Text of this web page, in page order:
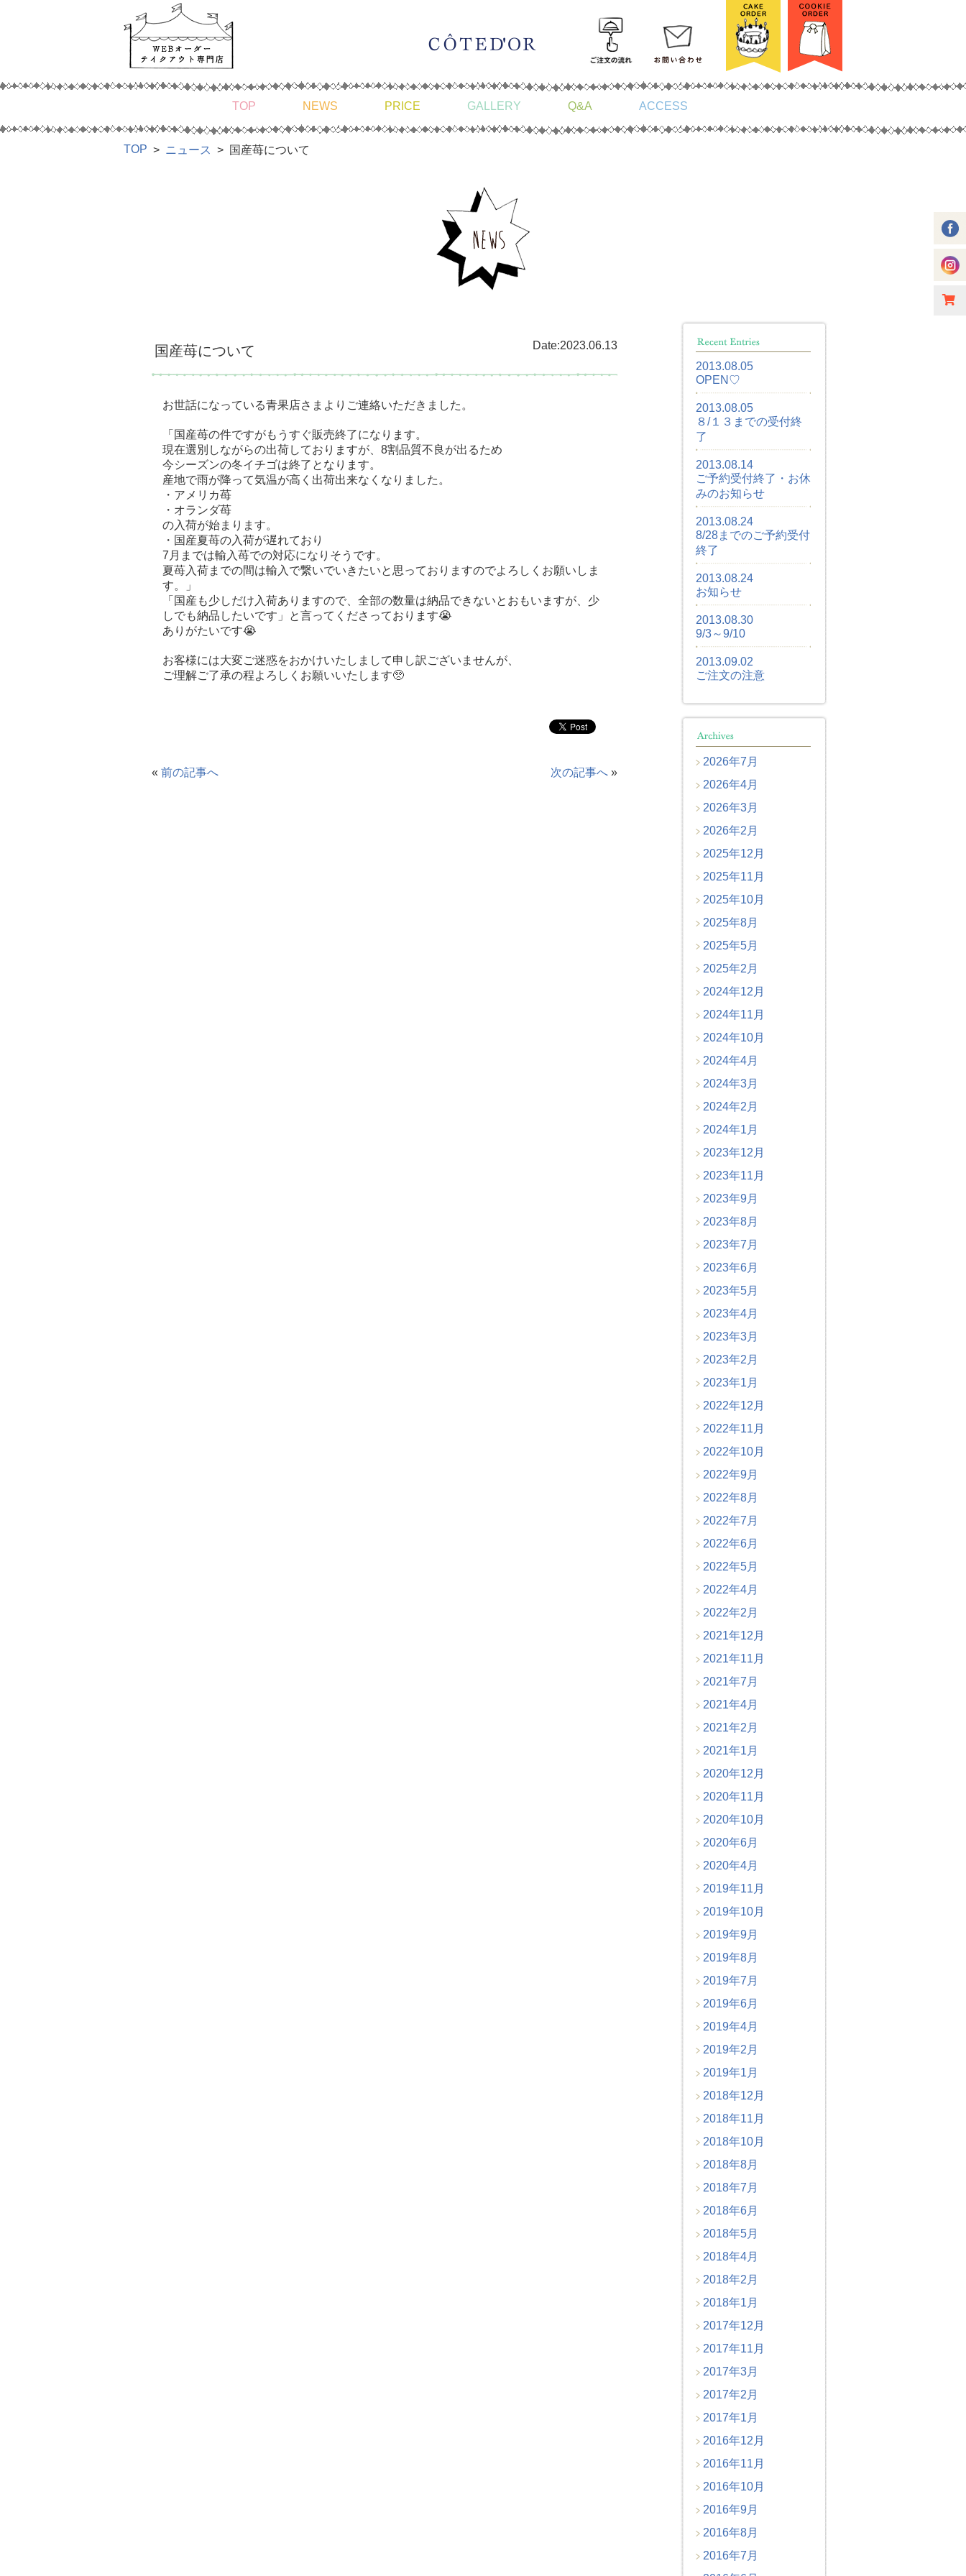
TOP NEWS PRICE GALLERY Q&A ACCESS
TOP ニュース 国産苺について
国産苺について Date:2023.06.13
お世話になっている青果店さまよりご連絡いただきました。
「国産苺の件ですがもうすぐ販売終了になります。
現在選別しながらの出荷しておりますが、8割品質不良が出るため
今シーズンの冬イチゴは終了となります。
産地で雨が降って気温が高く出荷出来なくなりました。
・アメリカ苺
・オランダ苺
の入荷が始まります。
・国産夏苺の入荷が遅れており
7月までは輸入苺での対応になりそうです。
夏苺入荷までの間は輸入で繋いでいきたいと思っておりますのでよ ろしくお願いしま
す。」
「国産も少しだけ入荷ありますので、全部の数量は納品できないとおもいますが、少
しでも納品したいです」と言ってくださっております😭
ありがたいです😭
お客様には大変ご迷惑をおかけいたしまして申し訳ございませんが、
ご理解ご了承の程よろしくお願いいたします🥺
« 前の記事へ 次の記事へ »
2013.08.05
OPEN♡
2013.08.05
８/１３までの受付終
了
2013.08.14
ご予約受付終了・お休
みのお知らせ
2013.08.24
8/28までのご予約受付
終了
2013.08.24
お知らせ
2013.08.30
9/3～9/10
2013.09.02
ご注文の注意
2026年7月
2026年4月
2026年3月
2026年2月
2025年12月
2025年11月
2025年10月
2025年8月
2025年5月
2025年2月
2024年12月
2024年11月
2024年10月
2024年4月
2024年3月
2024年2月
2024年1月
2023年12月
2023年11月
2023年9月
2023年8月
2023年7月
2023年6月
2023年5月
2023年4月
2023年3月
2023年2月
2023年1月
2022年12月
2022年11月
2022年10月
2022年9月
2022年8月
2022年7月
2022年6月
2022年5月
2022年4月
2022年2月
2021年12月
2021年11月
2021年7月
2021年4月
2021年2月
2021年1月
2020年12月
2020年11月
2020年10月
2020年6月
2020年4月
2019年11月
2019年10月
2019年9月
2019年8月
2019年7月
2019年6月
2019年4月
2019年2月
2019年1月
2018年12月
2018年11月
2018年10月
2018年8月
2018年7月
2018年6月
2018年5月
2018年4月
2018年2月
2018年1月
2017年12月
2017年11月
2017年3月
2017年2月
2017年1月
2016年12月
2016年11月
2016年10月
2016年9月
2016年8月
2016年7月